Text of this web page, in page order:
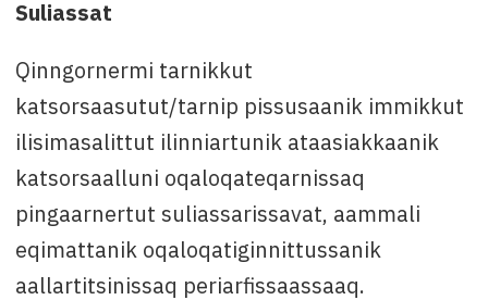
Suliassat
Qinngornermi tarnikkut
katsorsaasutut/tarnip pissusaanik immikkut
ilisimasalittut ilinniartunik ataasiakkaanik
katsorsaalluni oqaloqateqarnissaq
pingaarnertut suliassarissavat, aammali
eqimattanik oqaloqatiginnittussanik
aallartitsinissaq periarfissaassaaq.